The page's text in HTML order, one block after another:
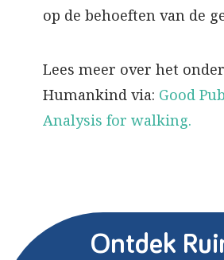
op de behoeften van de
Lees meer over het
Humankind via: Good
Analysis for walking.
Ontdek